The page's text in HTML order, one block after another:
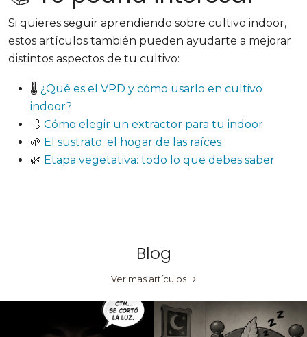
Si quieres seguir aprendiendo sobre cultivo indoor,
estos artículos también pueden ayudarte a mejorar
distintos aspectos de tu cultivo:
🌡️ ¿Qué es el VPD y cómo usarlo en cultivo
indoor?
💨 Cómo elegir un extractor para tu indoor
🌱 El sustrato: el hogar de las raíces
🌿 Etapa vegetativa: todo lo que debes saber
Blog
Ver mas artículos